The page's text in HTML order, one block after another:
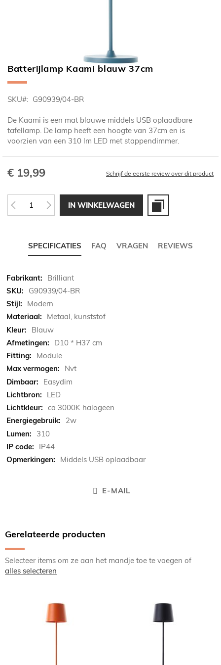
Ga
naar
begin
de
afbeeldingen-
gallerij
Batterijlamp Kaami blauw 37cm
SKU G90939/04-BR
De Kaami is een mat blauwe middels USB oplaadbare
tafellamp. De lamp heeft een hoogte van 37cm en is
voorzien van een 310 lm LED met stappendimmer.
€ 19,99 Schrijf de eerste review over dit product
IN WINKELWAGEN
SPECIFICATIES FAQ VRAGEN REVIEWS
Meer
informatie
Brilliant
G90939/04-BR
Modern
Metaal, kunststof
Blauw
D10 * H37 cm
Module
Nvt
Easydim
LED
ca 3000K halogeen
2w
310
IP44
Middels USB oplaadbaar
E-MAIL
Gerelateerde producten
Selecteer items om ze aan het mandje toe te voegen of
alles selecteren